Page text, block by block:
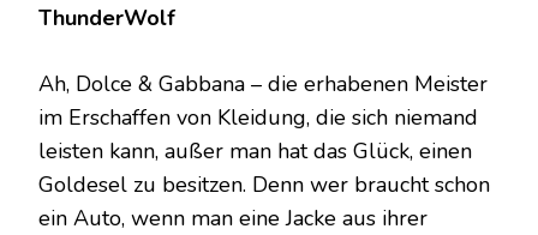
ThunderWolf
Ah, Dolce & Gabbana – die erhabenen Meister
im Erschaffen von Kleidung, die sich niemand
leisten kann, außer man hat das Glück, einen
Goldesel zu besitzen. Denn wer braucht schon
ein Auto, wenn man eine Jacke aus ihrer